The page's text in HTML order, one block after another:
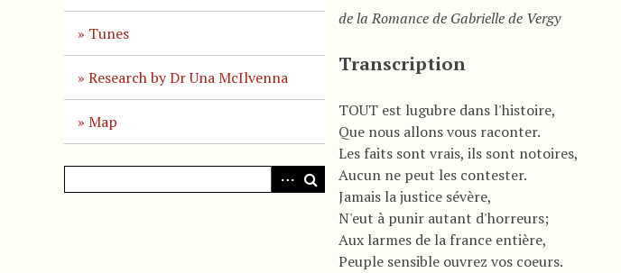
Tunes
Research by Dr Una McIlvenna
Map
de la Romance de Gabrielle de Vergy
Transcription
TOUT est lugubre dans l'histoire,
Que nous allons vous raconter.
Les faits sont vrais, ils sont notoires,
Aucun ne peut les contester.
Jamais la justice sévère,
N'eut à punir autant d'horreurs;
Aux larmes de la france entière,
Peuple sensible ouvrez vos coeurs.